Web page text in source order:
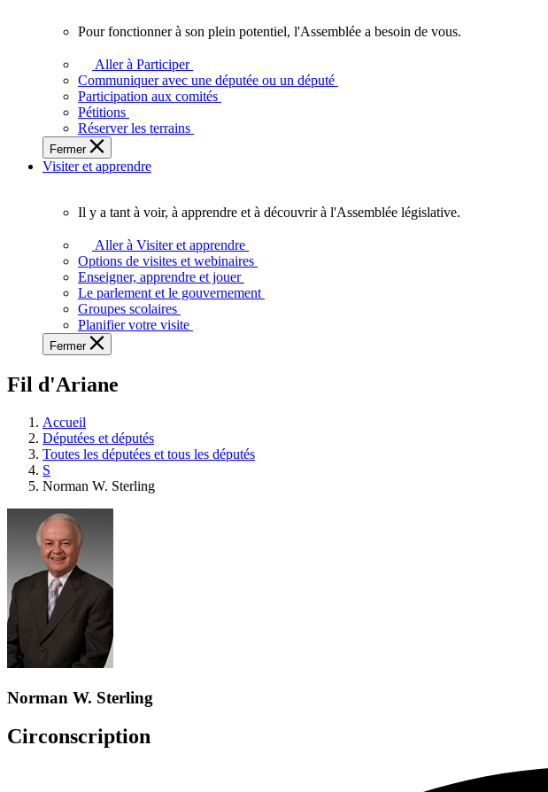
Ontariens.
fonctionner
plein
potentiel,
l'Assemblée
a
besoin
Pour fonctionner à son plein potentiel, l'Assemblée a besoin de vous.
Aller à Participer
Communiquer avec une députée ou un député
Participation aux comités
Pétitions
Réserver les terrains
Fermer
Visiter et apprendre
voir,
apprendre
et
découvrir
l'Assemblée
législative.
Il y a tant à voir, à apprendre et à découvrir à l'Assemblée législative.
Aller à Visiter et apprendre
Options de visites et webinaires
Enseigner, apprendre et jouer
Le parlement et le gouvernement
Groupes scolaires
Planifier votre visite
Fermer
Fil d'Ariane
Accueil
Députées et députés
Toutes les députées et tous les députés
S
Norman W. Sterling
Norman W. Sterling
Circonscription